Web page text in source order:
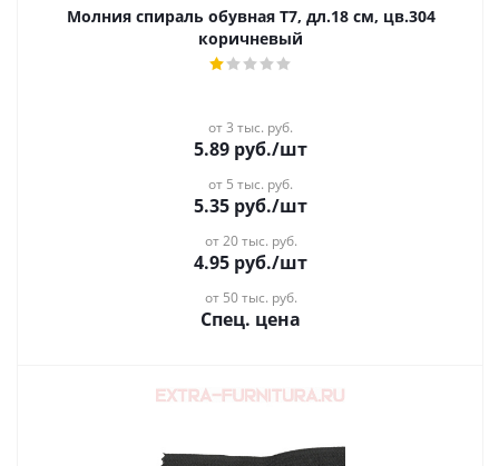
Молния спираль обувная Т7, дл.18 см, цв.304
коричневый
от 3 тыс. руб.
5.89 руб./шт
от 5 тыс. руб.
5.35 руб./шт
от 20 тыс. руб.
4.95 руб./шт
от 50 тыс. руб.
Спец. цена